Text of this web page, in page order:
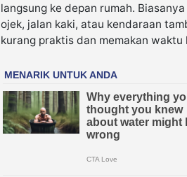
langsung ke depan rumah.
ojek, jalan kaki, atau kendaraan
kurang praktis dan memakan waktu